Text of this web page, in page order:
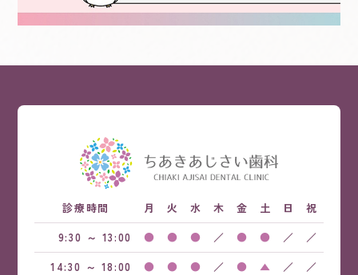
診療時間 月 火 水 木 金 土 日
祝
9:30 ～ 13:00
● ● ● ／ ● ● ／
／
14:30 ～ 18:00
● ● ● ／ ● ▲ ／
／